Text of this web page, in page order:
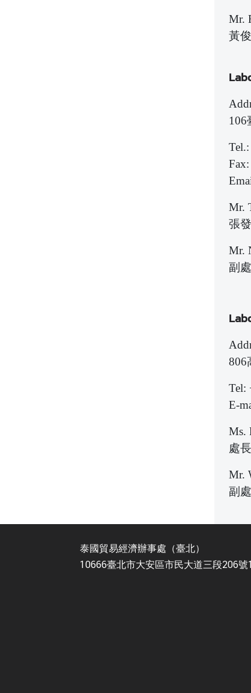
Mr.
黃
106
Mr.
張
Mr.
副
806
Tel:
E-
Ms.
處長
Mr.
副
泰國貿易經濟辦事處（臺北）
10666臺北市大安區市民大道三段206號